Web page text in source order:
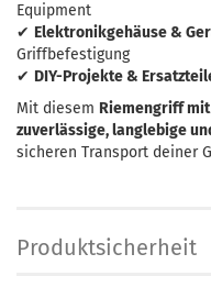
Equipment
✔ Elektronikgehäuse &
Griffbefestigung
✔ DIY-Projekte &
Mit diesem Riemengriff mit
zuverlässige, langlebige
sicheren Transport deiner
Produktsicherheit